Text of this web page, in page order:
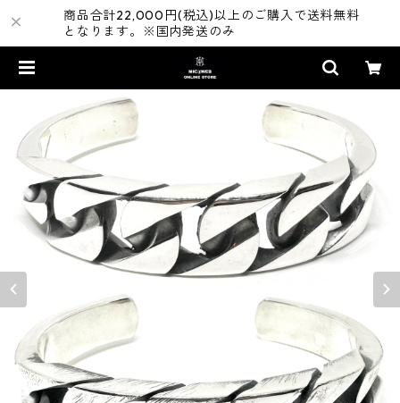
商品合計22,000円(税込)以上のご購入で送料無料
となります。※国内発送のみ